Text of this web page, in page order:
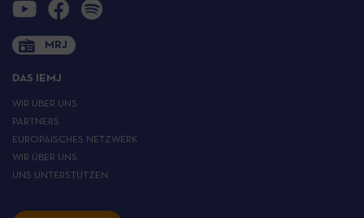
MRJ
DAS IEMJ
WIR ÜBER UNS
PARTNERS
EUROPÄISCHES NETZWERK
WIR ÜBER UNS
UNS UNTERSTÜTZEN